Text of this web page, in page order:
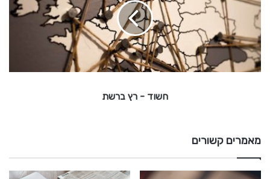
ת
ד
-
ר
ץ
חשוד - רץ ברשת
מאמרים קשורים